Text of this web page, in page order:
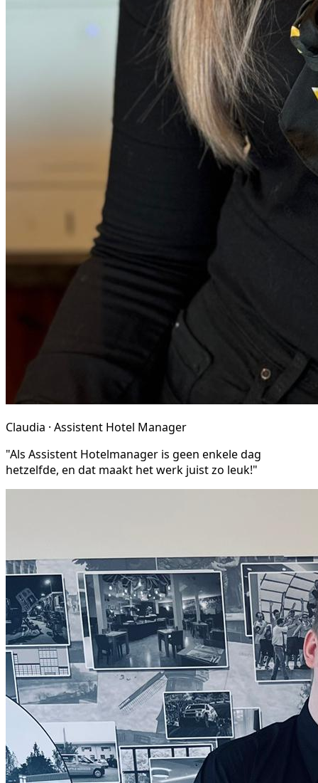
Claudia · Assistent Hotel Manager
"Als Assistent Hotelmanager is geen enkele dag
hetzelfde, en dat maakt het werk juist zo leuk!"